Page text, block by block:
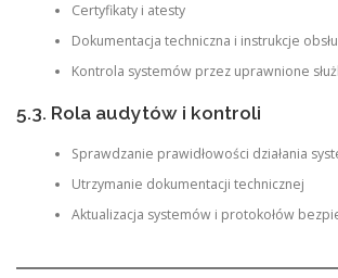
Certyfikaty i atesty
Dokumentacja techniczna i instrukcje
Kontrola systemów przez uprawnione
5.3. Rola audytów i kontroli
Sprawdzanie prawidłowości działania
Utrzymanie dokumentacji technicznej
Aktualizacja systemów i protokołów